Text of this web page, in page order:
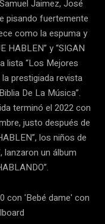
Jaimez, José
pisando fuertemente
como la espuma y
HABLEN” y “SIGAN
lista “Los Mejores
prestigiada revista
De La Música”.
terminó el 2022 con
justo después de
los niños de
lanzaron un álbum